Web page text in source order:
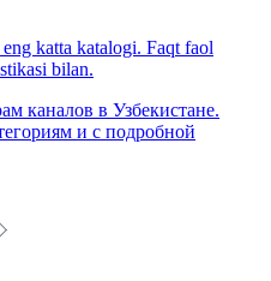
katta katalogi. Faqt faol
bilan.
каналов в Узбекистане.
и с подробной